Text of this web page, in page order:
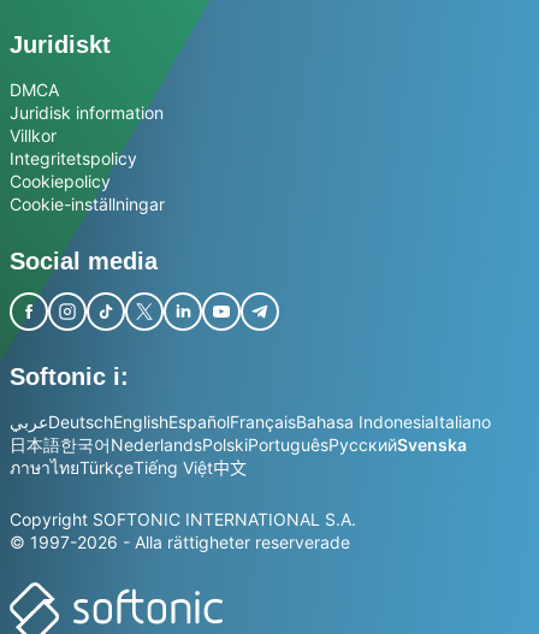
Juridiskt
DMCA
Juridisk information
Villkor
Integritetspolicy
Cookiepolicy
Cookie-inställningar
Social media
Softonic i:
عربيDeutschEnglishEspañolFrançaisBahasa IndonesiaItaliano
日本語한국어NederlandsPolskiPortuguêsРусскийSvenska
ภาษาไทยTürkçeTiếng Việt中文
Copyright SOFTONIC INTERNATIONAL S.A.
© 1997-2026 - Alla rättigheter reserverade